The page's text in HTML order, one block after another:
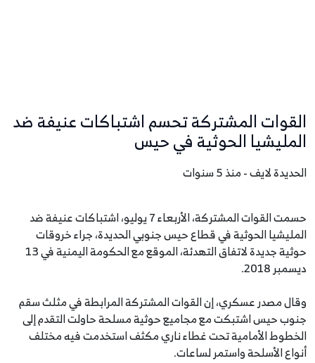
القوات المشتركة تحسم اشتباكات عنيفة ضد
المليشيا الحوثية في حيس
الحديدة لايف - منذ 5 سنوات
حسمت القوات المشتركة، الأربعاء 7 يوليو، اشتباكات عنيفة ضد
المليشيا الحوثية في قطاع حيس جنوبي الحديدة، جراء خروقات
حوثية جديدة لاتفاق التهدئة، الموقع مع الحكومة اليمنية في 13
ديسمبر 2018.
وقال مصدر عسكري، إن القوات المشتركة المرابطة في مثلث سقم
جنوب حيس اشتبكت مع مجاميع حوثية مسلحة حاولت التقدم إلى
الخطوط الأمامية تحت غطاء ناري مكثف استخدمت فيه مختلف
أنواع الأسلحة واستمر لساعات.